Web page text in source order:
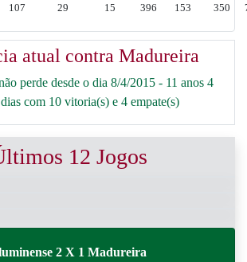
107 29 15 396 153 350
atual contra Madureira
perde desde o dia 8/4/2015 - 11 anos 4
com 10 vitoria(s) e 4 empate(s)
12 Jogos
2 X 1 Madureira